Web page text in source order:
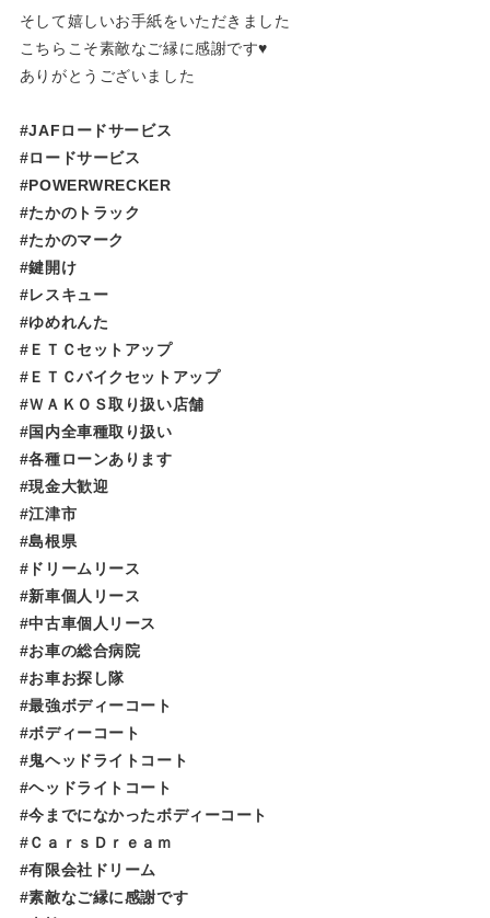
そして嬉しいお手紙をいただきました
こちらこそ素敵なご縁に感謝です♥
ありがとうございました
#JAFロードサービス
#ロードサービス
#POWERWRECKER
#たかのトラック
#たかのマーク
#鍵開け
#レスキュー
#ゆめれんた​​​​​
#ＥＴＣセットアップ
#ＥＴＣバイクセットアップ
#ＷＡＫＯＳ取り扱い店舗
#国内全車種取り扱い
#各種ローンあります
#現金大歓迎
#江津市
#島根県
#ドリームリース
#新車個人リース
#中古車個人リース
#お車の総合病院
#お車お探し隊
#最強ボディーコート
#ボディーコート
#鬼ヘッドライトコート
#ヘッドライトコート
#今までになかったボディーコート
#ＣａｒｓＤｒｅａｍ
#有限会社ドリーム
#素敵なご縁に感謝です